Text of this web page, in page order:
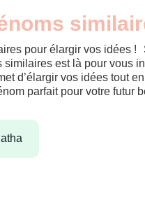
pour élargir vos idées
est là pour vous
d’élargir vos idées tout
parfait pour votre futur